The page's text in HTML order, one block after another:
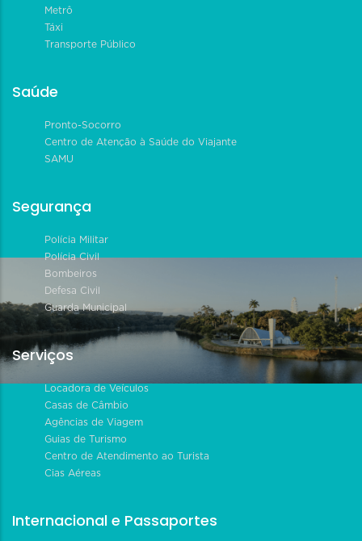
Metrô
Táxi
Transporte Público
Saúde
Pronto-Socorro
Centro de Atenção à Saúde do Viajante
SAMU
Segurança
Polícia Militar
Polícia Civil
Bombeiros
Defesa Civil
Guarda Municipal
Serviços
Locadora de Veículos
Casas de Câmbio
Agências de Viagem
Guias de Turismo
Centro de Atendimento ao Turista
Cias Aéreas
Internacional e Passaportes